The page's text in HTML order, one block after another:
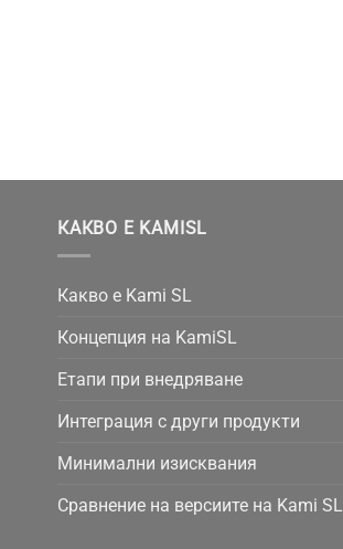
КАКВО Е KAMISL
Какво е Kami SL
Концепция на KamiSL
Етапи при внедряване
Интеграция с други продукти
Минимални изисквания
Сравнение на версиите на Kami SL